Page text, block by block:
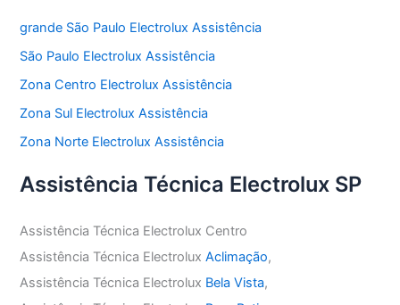
grande São Paulo Electrolux Assistência
São Paulo Electrolux Assistência
Zona Centro Electrolux Assistência
Zona Sul Electrolux Assistência
Zona Norte Electrolux Assistência
Assistência Técnica Electrolux SP
Assistência Técnica Electrolux Centro
Assistência Técnica ElectroluxAclimação,
Assistência Técnica Electrolux Bela Vista,